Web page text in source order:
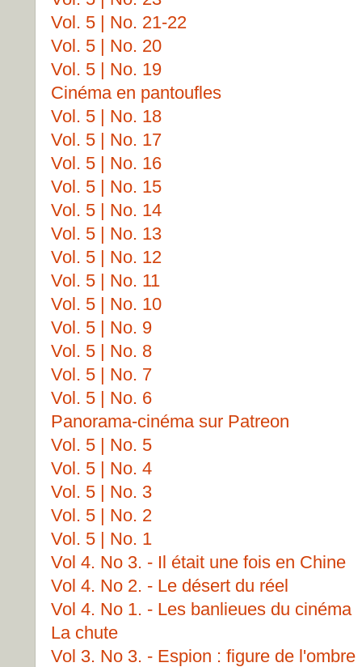
Vol. 5 | No. 21-22
Vol. 5 | No. 20
Vol. 5 | No. 19
Cinéma en pantoufles
Vol. 5 | No. 18
Vol. 5 | No. 17
Vol. 5 | No. 16
Vol. 5 | No. 15
Vol. 5 | No. 14
Vol. 5 | No. 13
Vol. 5 | No. 12
Vol. 5 | No. 11
Vol. 5 | No. 10
Vol. 5 | No. 9
Vol. 5 | No. 8
Vol. 5 | No. 7
Vol. 5 | No. 6
Panorama-cinéma sur Patreon
Vol. 5 | No. 5
Vol. 5 | No. 4
Vol. 5 | No. 3
Vol. 5 | No. 2
Vol. 5 | No. 1
Vol 4. No 3. - Il était une fois en Chine
Vol 4. No 2. - Le désert du réel
Vol 4. No 1. - Les banlieues du cinéma
La chute
Vol 3. No 3. - Espion : figure de l'ombre